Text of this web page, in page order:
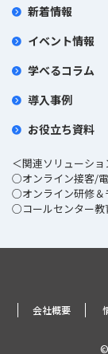
新着情報
イベント情報
学べるコラム
導入事例
お役立ち資料
＜関連ソリューショ
○オンライン接客/電
○オンライン研修＆
○コールセンター教
会社概要